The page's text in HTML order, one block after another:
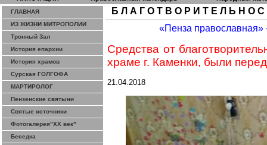
ГЛАВНАЯ
ИЗ ЖИЗНИ МИТРОПОЛИИ
Тронный Зал
История епархии
История храмов
Сурская ГОЛГОФА
МАРТИРОЛОГ
Пензенские святыни
Святые источники
Фотогалерея"ХХ век"
Беседка
Б Л А Г О Т В О Р И Т Е Л Ь Н О С
«Пенза православная»
Средства от
храме г. Каменки, были
21.04.2018